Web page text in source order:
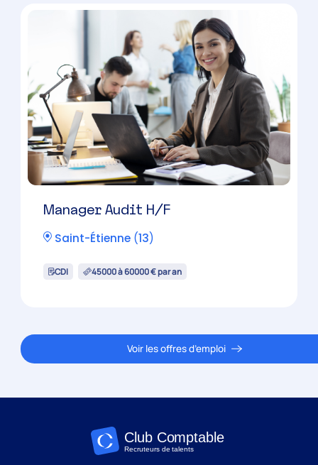
Manager Audit H/F
Saint-Étienne (13)
CDI 45000 à 60000 € par an
Voir les offres d’emploi